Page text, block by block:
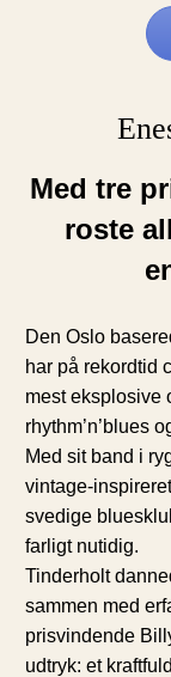
Med tre
roste
Den Oslo
har på rekordtid
mest eksplosive
rhythm’n’blues
Med sit band i
vintage-
svedige
farligt nutidig.
Tinderholt
sammen med
prisvindende
udtryk: et